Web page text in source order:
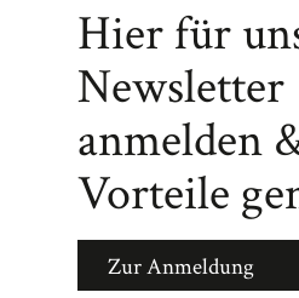
Hier für
Newsletter
anmelden
Vorteile
Zur Anmeldung